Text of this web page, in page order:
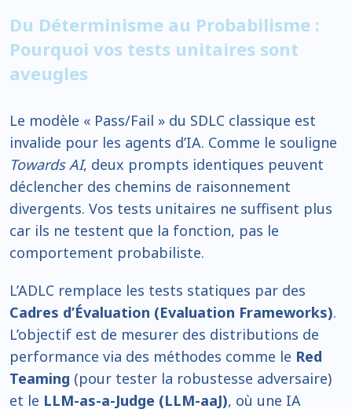
Du Déterminisme au Probabilisme :
Pourquoi vos tests unitaires sont
aveugles
Le modèle « Pass/Fail » du SDLC classique est
invalide pour les agents d’IA. Comme le souligne
Towards AI, deux prompts identiques peuvent
déclencher des chemins de raisonnement
divergents. Vos tests unitaires ne suffisent plus
car ils ne testent que la fonction, pas le
comportement probabiliste.
L’ADLC remplace les tests statiques par des
Cadres d’Évaluation (Evaluation Frameworks).
L’objectif est de mesurer des distributions de
performance via des méthodes comme le Red
Teaming (pour tester la robustesse adversaire)
et le LLM-as-a-Judge (LLM-aaJ), où une IA